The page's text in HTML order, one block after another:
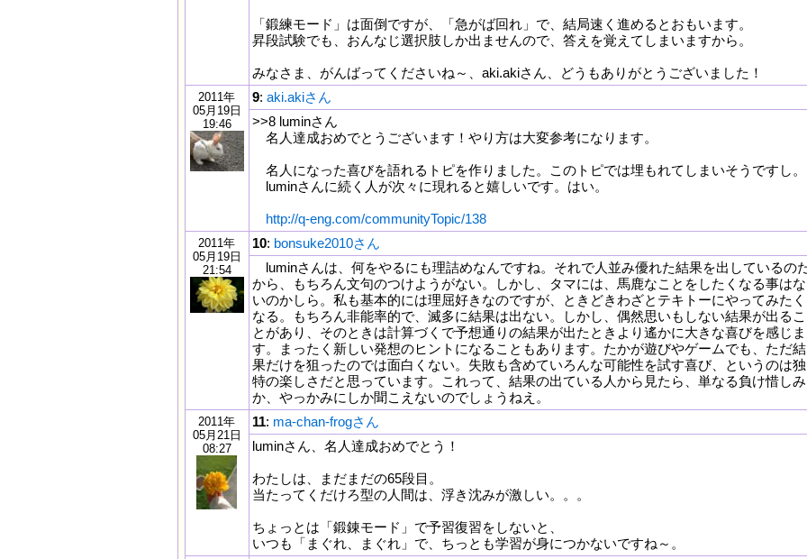
「鍛練モード」は面倒ですが、「急がば回れ」で、結局速く進めるとおもいます。
昇段試験でも、おんなじ選択肢しか出ませんので、答えを覚えてしまいますから。
みなさま、がんばってくださいね～、aki.akiさん、どうもありがとうございました！
2011年
05月19日
19:46
9: aki.akiさん
>>8 luminさん
名人達成おめでとうございます！やり方は大変参考になります。
名人になった喜びを語れるトピを作りました。このトピでは埋もれてしまいそうですし。
luminさんに続く人が次々に現れると嬉しいです。はい。
http://q-eng.com/communityTopic/138
2011年
05月19日
21:54
10: bonsuke2010さん
luminさんは、何をやるにも理詰めなんですね。それで人並み優れた結果を出しているの
から、もちろん文句のつけようがない。しかし、タマには、馬鹿なことをしたくなる事はな
いのかしら。私も基本的には理屈好きなのですが、ときどきわざとテキトーにやってみたく
なる。もちろん非能率的で、滅多に結果は出ない。しかし、偶然思いもしない結果が出るこ
とがあり、そのときは計算づくで予想通りの結果が出たときより遙かに大きな喜びを感じま
す。まったく新しい発想のヒントになることもあります。たかが遊びやゲームでも、ただ結
果だけを狙ったのでは面白くない。失敗も含めていろんな可能性を試す喜び、というのは独
特の楽しさだと思っています。これって、結果の出ている人から見たら、単なる負け惜しみ
か、やっかみにしか聞こえないのでしょうねえ。
2011年
05月21日
08:27
11: ma-chan-frogさん
luminさん、名人達成おめでとう！
わたしは、まだまだの65段目。
当たってくだけろ型の人間は、浮き沈みが激しい。。。
ちょっとは「鍛錬モード」で予習復習をしないと、
いつも「まぐれ、まぐれ」で、ちっとも学習が身につかないですね～。